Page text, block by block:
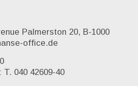
Palmerston 20, B-1000
office.de
040 42609-40